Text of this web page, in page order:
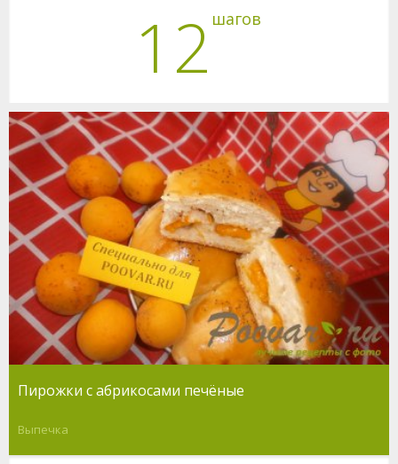
12 шагов
Пирожки с абрикосами печёные
Выпечка